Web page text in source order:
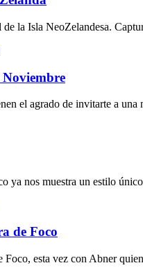
la Isla NeoZelandesa.
el agrado de invitarte a
ya nos muestra un estilo
de Foco
esta vez con Abner